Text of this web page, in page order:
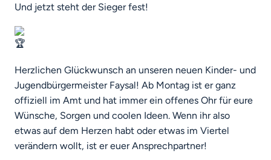
Und jetzt steht der Sieger fest!
Herzlichen Glückwunsch an unseren neuen Kinder- und
Jugendbürgermeister Faysal! Ab Montag ist er ganz
offiziell im Amt und hat immer ein offenes Ohr für eure
Wünsche, Sorgen und coolen Ideen. Wenn ihr also
etwas auf dem Herzen habt oder etwas im Viertel
verändern wollt, ist er euer Ansprechpartner!